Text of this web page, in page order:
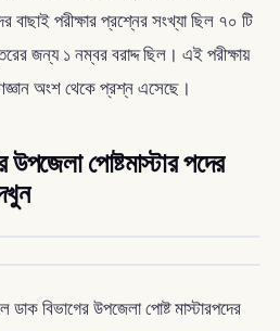
বাছাই পরীক্ষার প্রশ্নের সংখ্যা ছিল ৭০ টি
জন্য ১ নম্বর বরাদ্দ ছিল। এই পরীক্ষায়
অংশ থেকে প্রশ্ন এসেছে।
পোষ্টমাস্টার পদের
বিভাগের উপজেলা পোষ্ট মাস্টারপদের